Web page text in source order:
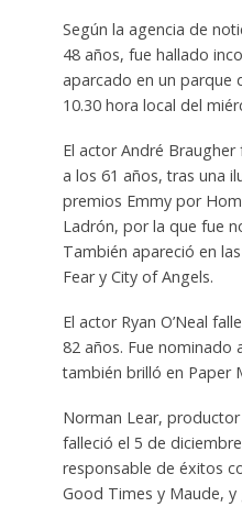
Según la agencia de
48 años, fue hallado
aparcado en un parque
10.30 hora local del
El actor André
a los 61 años, tras una
premios Emmy por
Ladrón, por la que fue
También apareció en
Fear y City of Angels.
El actor Ryan O’Neal
82 años. Fue nominado
también brilló en Paper
Norman Lear,
falleció el 5 de
responsable de éxitos
Good Times y Maude,